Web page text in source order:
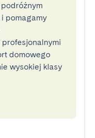
pomagamy
domowego
wysokiej klasy